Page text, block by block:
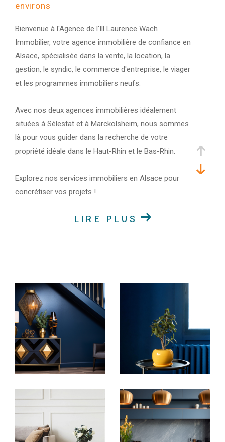
environs
Bienvenue à l'Agence de l'Ill Laurence Wach
Immobilier, votre agence immobilière de confiance en
Alsace, spécialisée dans la vente, la location, la
gestion, le syndic, le commerce d'entreprise, le viager
et les programmes immobiliers neufs.
Avec nos deux agences immobilières idéalement
situées à Sélestat et à Marckolsheim, nous sommes
là pour vous guider dans la recherche de votre
propriété idéale dans le Haut-Rhin et le Bas-Rhin.
Explorez nos services immobiliers en Alsace pour
concrétiser vos projets !
Achat immobilier en Alsace
ou le duplex spacieux qui correspond à vos critères.
Notre vaste sélection de biens immobiliers à vendre
couvre une variété de goûts et de budgets. Nous
nous engageons à vous offrir un service
personnalisé pour vous accompagner à chaque
étape de votre projet d'achat immobilier.
Si la location est votre préférence, explorez nos
biens immobiliers disponibles à la location en Alsace.
Que vous recherchiez un appartement spacieux ou
LIRE PLUS